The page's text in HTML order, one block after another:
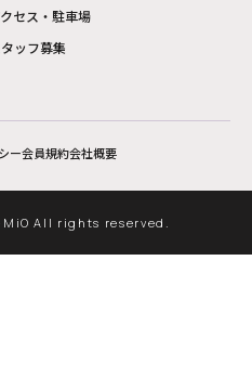
セス・駐車場
ッフ募集
ー会員規約会社概要
All rights reserved.